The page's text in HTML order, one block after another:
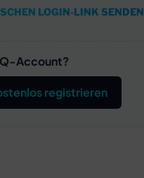
LOGIN-LINK SENDEN
Account?
registrieren